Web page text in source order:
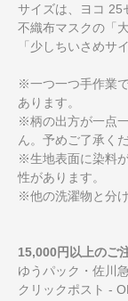
サイズは、ヨコ 25
不織布マスクの「
「少しちいさめサ
※一つ一つ手作業
あります。
※柄の出方が一点
ん。予めご了承くだ
※生地表面に染料
性があります。
※他の洗濯物と分
15,000円以上のご
ゆうパック・佐川
クリックポスト -